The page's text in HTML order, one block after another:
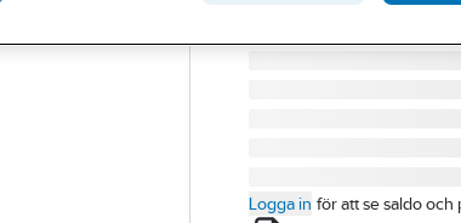
Logga in för att se saldo och